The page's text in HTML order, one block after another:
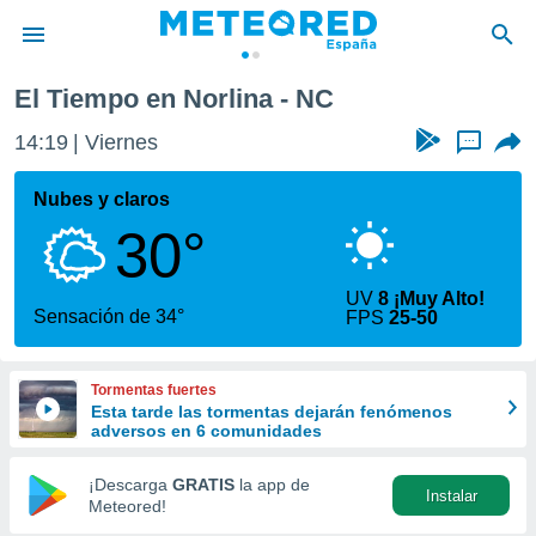
de
por
que se
calidad.
a este
las
y
forma
digital
basada
El Tiempo en Norlina - NC
14:19 Viernes ...
Nubes y claros
30°
Sensación de 34°
UV8 ¡Muy Alto!
FPS25-50
Tormentas fuertes
Esta tarde las tormentas dejarán fenómenos
adversos en 6 comunidades
¡Descarga GRATIS la app de
Meteored!
Instalar